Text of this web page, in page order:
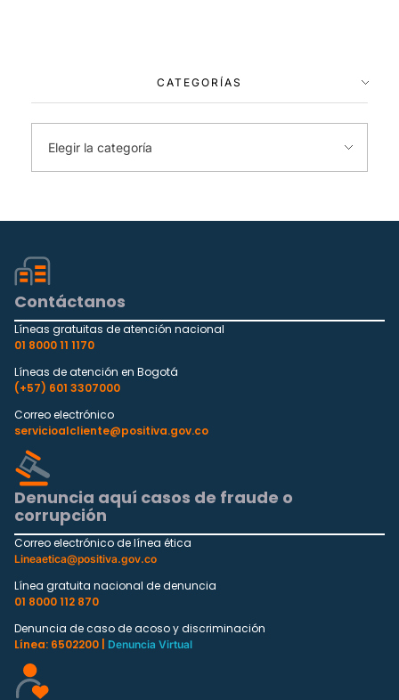
CATEGORÍAS
Contáctanos
Líneas gratuitas de atención nacional
01 8000 11 1170
Líneas de atención en Bogotá
(+57) 601 3307000
Correo electrónico
servicioalcliente@positiva.gov.co
Denuncia aquí casos de fraude o
corrupción
Correo electrónico de línea ética
Lineaetica@positiva.gov.co
Línea gratuita nacional de denuncia
01 8000 112 870
Denuncia de caso de acoso y discriminación
Línea: 6502200 |
Denuncia Virtual